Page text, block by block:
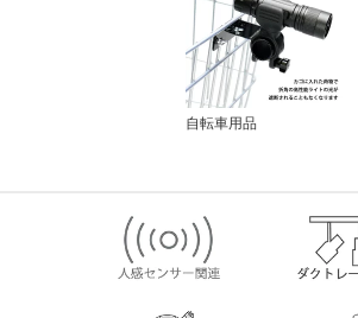
自転車用品